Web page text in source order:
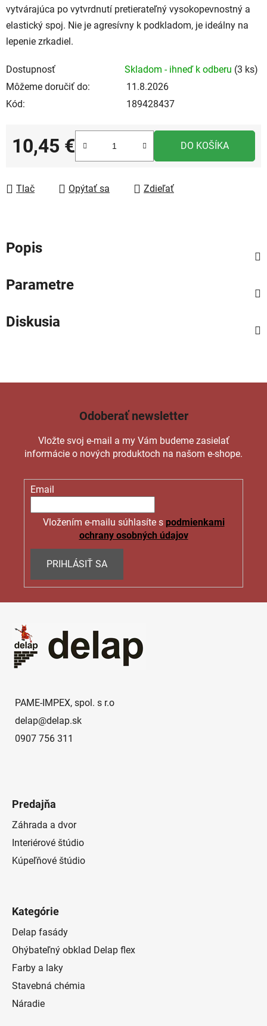
vytvárajúca po vytvrdnutí pretierateľný vysokopevnostný a
elastický spoj. Nie je agresívny k podkladom, je ideálny na
lepenie zrkadiel.
Dostupnosť Skladom - ihneď k odberu (3 ks)
Môžeme doručiť do:
11.8.2026
Kód:
189428437
10,45 €
Jednotková cena:
DO KOŠÍKA
Tlač Opýtať sa Zdieľať
Popis
Parametre
Diskusia
Odoberať newsletter
Vložte svoj e-mail a my Vám budeme zasielať
informácie o nových produktoch na našom e-shope.
Email
Vložením e-mailu súhlasíte s podmienkami
ochrany osobných údajov
PRIHLÁSIŤ SA
PAME-IMPEX, spol. s r.o
delap@delap.sk
0907 756 311
Predajňa
Záhrada a dvor
Interiérové štúdio
Kúpeľňové štúdio
Kategórie
Delap fasády
Ohýbateľný obklad Delap flex
Farby a laky
Stavebná chémia
Náradie